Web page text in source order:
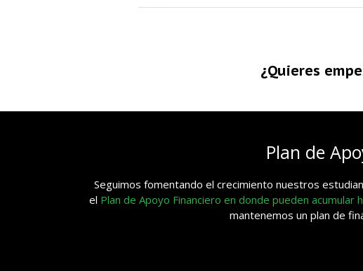
¿Quieres
Plan de
Seguimos fomentando el crecimiento nuestros
el Plan de Apoyo Financiero en donde pueden acumular
mantenemos un plan de